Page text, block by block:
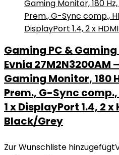
Gaming PC &
Evnia 27M2N3200AM
Gaming Monitor, 180
Prem., G-Sync comp.,
1 x DisplayPort 1.4, 2 x
Black/Grey
Zur Wunschliste hinzugefügt